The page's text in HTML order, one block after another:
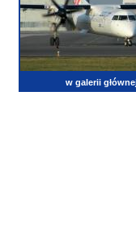
w galerii